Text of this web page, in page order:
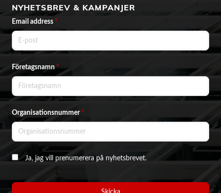
NYHETSBREV & KAMPANJER
Email address *
Företagsnamn*
Organisationsnummer *
Ja, jag vill prenumerera på nyhetsbrevet.